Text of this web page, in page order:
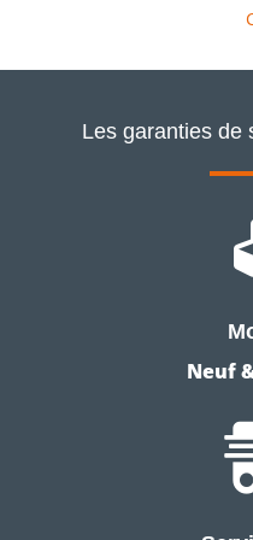
Les garanties de
Neuf